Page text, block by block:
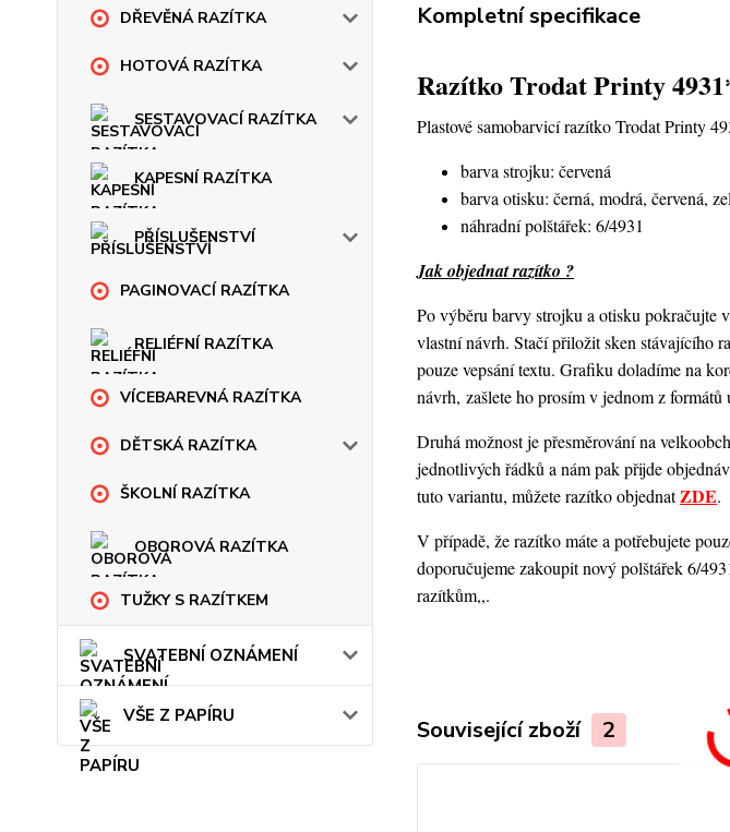
DŘEVĚNÁ RAZÍTKA
HOTOVÁ RAZÍTKA
SESTAVOVACÍ RAZÍTKA
KAPESNÍ RAZÍTKA
PŘÍSLUŠENSTVÍ
PAGINOVACÍ RAZÍTKA
RELIÉFNÍ RAZÍTKA
VÍCEBAREVNÁ RAZÍTKA
DĚTSKÁ RAZÍTKA
ŠKOLNÍ RAZÍTKA
OBOROVÁ RAZÍTKA
TUŽKY S RAZÍTKEM
SVATEBNÍ OZNÁMENÍ
VŠE Z PAPÍRU
Kompletní specifikace
Razítko Trodat Printy
Plastové samobarvicí razítko Trodat Printy
barva strojku: červená
barva otisku: černá, modrá, červená,
náhradní polštářek: 6/4931
Jak objednat razítko ?
Po výběru barvy strojku a otisku pokračujte
vlastní návrh. Stačí přiložit sken stávajícího
pouze vepsání textu. Grafiku doladíme na
návrh, zašlete ho prosím v jednom z formátů
Druhá možnost je přesměrování na
jednotlivých řádků a nám pak přijde
tuto variantu, můžete razítko objednatZDE.
V případě, že razítko máte a potřebujete
doporučujeme zakoupit nový polštářek 6/
razítkům,,.
Související zboží 2